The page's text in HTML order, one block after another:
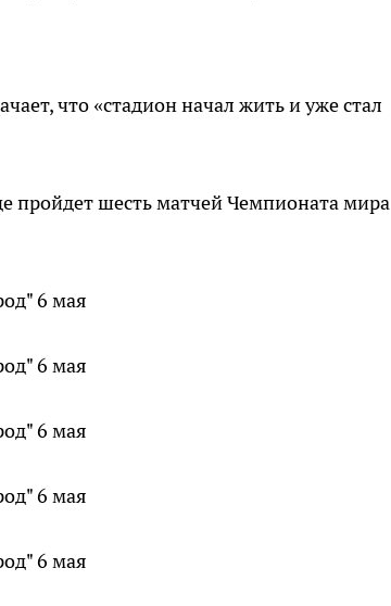
что «стадион начал жить и уже стал
шесть матчей Чемпионата мира